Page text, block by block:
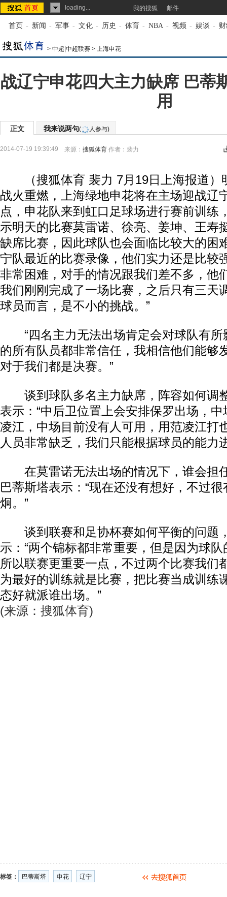
loading... 我的搜狐 邮件
首页 - 新闻 - 军事 - 文化 - 历史 - 体育 - NBA - 视频 - 娱谈 -
> 中超|中超联赛 > 上海申花
战辽宁申花四大主力缺席 巴蒂
用
正文 我来说两句( 人参与)
2014-07-19 19:39:49 来源： 搜狐体育 作者：裴力
（搜狐体育 裴力 7月19日上海报道）
战火重燃，上海绿地申花将在主场迎战辽
点，申花队来到虹口足球场进行赛前训练
示明天的比赛莫雷诺、徐亮、姜坤、王寿
缺席比赛，因此球队也会面临比较大的困
宁队最近的比赛录像，他们实力还是比较
非常困难，对手的情况跟我们差不多，他
我们刚刚完成了一场比赛，之后只有三天
球员而言，是不小的挑战。”
“四名主力无法出场肯定会对球队有所
的所有队员都非常信任，我相信他们能够
对于我们都是决赛。”
谈到球队多名主力缺席，阵容如何调
表示：“中后卫位置上会安排保罗出场，
凌江，中场目前没有人可用，用范凌江打
人员非常缺乏，我们只能根据球员的能力
在莫雷诺无法出场的情况下，谁会担
巴蒂斯塔表示：“现在还没有想好，不过
炯。”
谈到联赛和足协杯赛如何平衡的问题
示：“两个锦标都非常重要，但是因为球
所以联赛更重要一点，不过两个比赛我们
为最好的训练就是比赛，把比赛当成训练
态好就派谁出场。”
(来源：搜狐体育)
标签： 巴蒂斯塔 申花 辽宁